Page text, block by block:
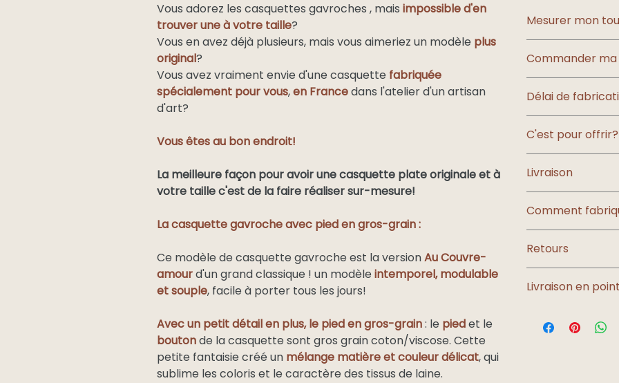
Vous adorez les casquettes gavroches , mais impossible d'en
trouver une à votre taille?
Vous en avez déjà plusieurs, mais vous aimeriez un modèle plus
original?
Vous avez vraiment envie d'une casquette fabriquée
spécialement pour vous,en Francedans l'atelier d'un artisan
d'art?
Vous êtes au bon endroit!
La meilleure façon pour avoir une casquette plate originale et à
votre taille c'est de la faire réaliser sur-mesure!
La casquette gavroche avec pied en gros-grain :
Ce modèle de casquette gavroche est la versionAu Couvre-
amourd'un grand classique ! un modèle intemporel, modulable
et souple, facile à porter tous les jours!
Avec un petit détail en plus, le pied en gros-grain: le piedet le
boutonde la casquette sont gros grain coton/viscose. Cette
petite fantaisie créé un mélange matière et couleur délicat, qui
sublime les coloris et le caractère des tissus de laine.
Mesurer mon
Les tailles
autres tailles
pour que je vous
Mais comment
tête?
Commander
c’est mieux !
Pour être sûr de
carte d’échantillon :
Rendez-vous ici
Délai de
commande
C'est pour offrir?
découvrez les
Livraison
signature.
La livraison est
métropolitaine ; )
Destination
France
Comment
ce chapeau?
Rendez-vous sur
Retours
sur commande,
Mais si votre
n'hésitez pas àme
Livraison en
livraison en point